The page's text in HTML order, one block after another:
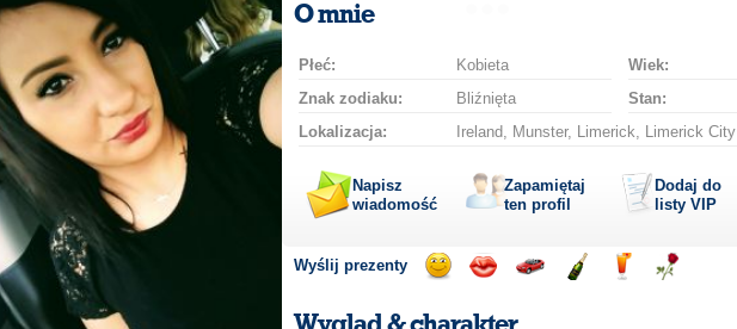
O mnie
Płeć: Kobieta Wiek:
Znak zodiaku:
Bliźnięta Stan:
Lokalizacja:
Ireland, Munster, Limerick, Limerick City
Napisz
wiadomość
Zapamiętaj
ten profil
Dodaj do
listy VIP
Wyślij prezenty
uśmiechbuziaka